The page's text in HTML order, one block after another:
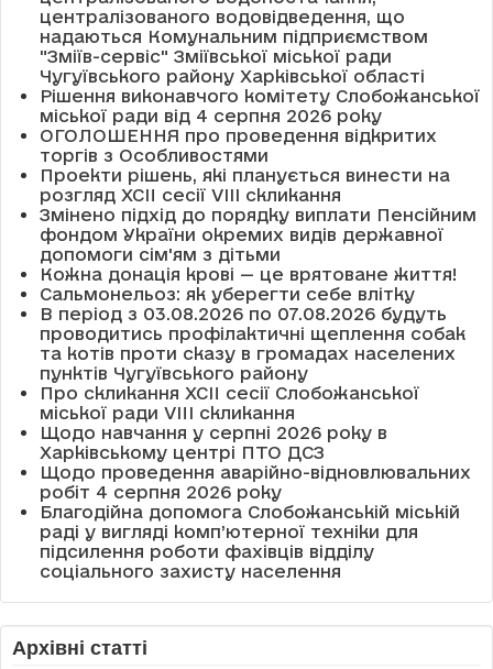
централізованого водовідведення, що
надаються Комунальним підприємством
"Зміїв-сервіс" Зміївської міської ради
Чугуївського району Харківської області
Рішення виконавчого комітету Слобожанської
міської ради від 4 серпня 2026 року
ОГОЛОШЕННЯ про проведення відкритих
торгів з Особливостями
Проекти рішень, які планується винести на
розгляд XCII сесії VІІІ скликання
Змінено підхід до порядку виплати Пенсійним
фондом України окремих видів державної
допомоги сім'ям з дітьми
Кожна донація крові — це врятоване життя!
Сальмонельоз: як уберегти себе влітку
В період з 03.08.2026 по 07.08.2026 будуть
проводитись профілактичні щеплення собак
та котів проти сказу в громадах населених
пунктів Чугуївського району
Про скликання XCII сесії Слобожанської
міської ради VIII скликання
Щодо навчання у серпні 2026 року в
Харківському центрі ПТО ДСЗ
Щодо проведення аварійно-відновлювальних
робіт 4 серпня 2026 року
Благодійна допомога Слобожанській міській
раді у вигляді комп’ютерної техніки для
підсилення роботи фахівців відділу
соціального захисту населення
Архівні статті